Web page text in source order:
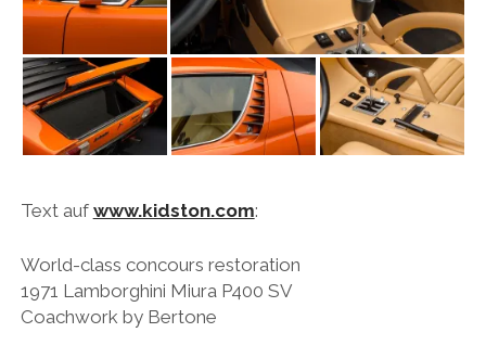
Text auf www.kidston.com:
World-class concours restoration
1971 Lamborghini Miura P400 SV
Coachwork by Bertone